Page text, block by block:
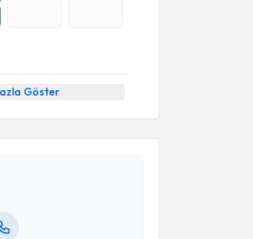
Göster